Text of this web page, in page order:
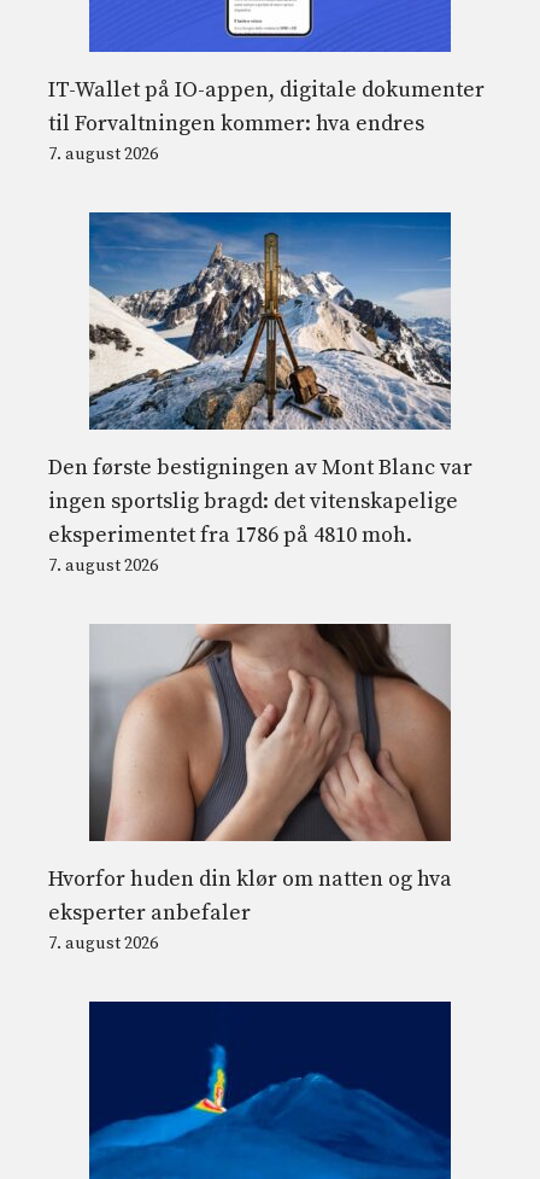
IT-Wallet på IO-appen, digitale dokumenter
til Forvaltningen kommer: hva endres
7. august 2026
Den første bestigningen av Mont Blanc var
ingen sportslig bragd: det vitenskapelige
eksperimentet fra 1786 på 4810 moh.
7. august 2026
Hvorfor huden din klør om natten og hva
eksperter anbefaler
7. august 2026